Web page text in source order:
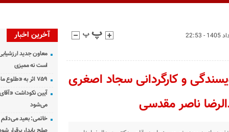
و کارگردانی سجاد اصغری
ناصر مقدسی
آخرین اخبار
معاون جدید
است نه ممیزی
۷۵۹ اثر به «طلوع ماه» رسید
آیین نکوداشت
می‌شود
خاتمی: بعید می‌دانم